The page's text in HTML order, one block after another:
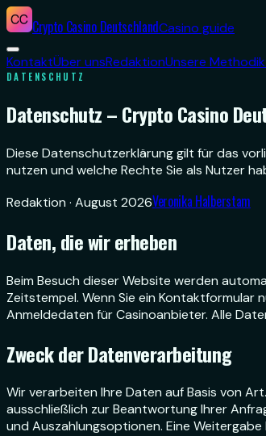
Crypto Casino DeutschlandCasino guide
KontaktÜber unsRedaktionUnsere Methodik
DATENSCHUTZ
Datenschutz – Crypto Casino
Diese Datenschutzerklärung gilt für das
nutzen und welche Rechte Sie als Nutzer
Redaktion · August 2026Veronika Halberstam
Daten, die wir erheben
Beim Besuch dieser Website werden
Zeitstempel. Wenn Sie ein Kontaktformular
Anmeldedaten für Casinoanbieter. Alle
Zweck der Datenverarbeitung
Wir verarbeiten Ihre Daten auf Basis von
ausschließlich zur Beantwortung Ihrer
und Auszahlungsoptionen. Eine